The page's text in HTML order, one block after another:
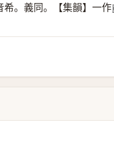
希。義同。【集韻】一作